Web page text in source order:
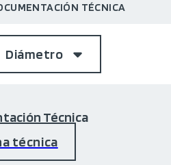
TÉCNICA
Diámetro
Técnica
técnica